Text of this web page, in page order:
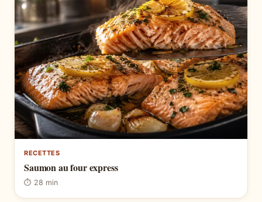
RECETTES
Saumon au four express
⏱ 28 min